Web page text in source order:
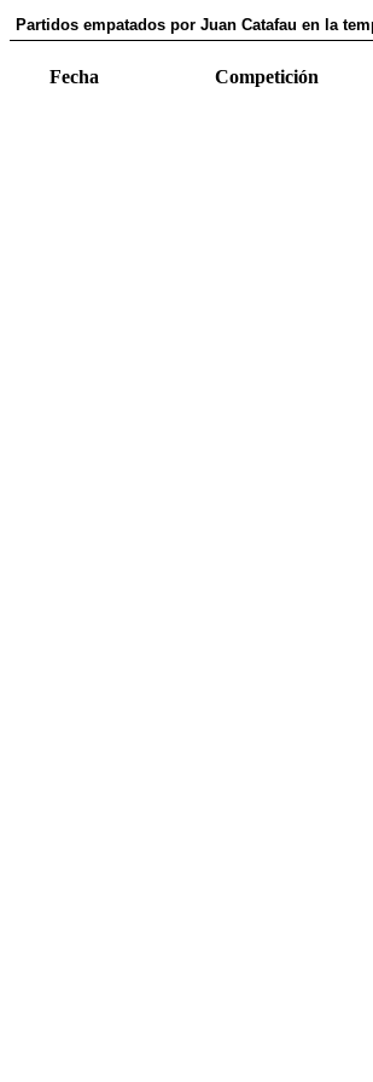
Partidos empatados por Juan Catafau en la
Fecha Competición